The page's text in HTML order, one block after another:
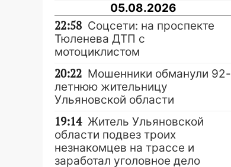
05.08.2026
22:58 Соцсети: на проспекте
Тюленева ДТП с
мотоциклистом
20:22 Мошенники обманули 92-
летнюю жительницу
Ульяновской области
19:14 Житель Ульяновской
области подвез троих
незнакомцев на трассе и
заработал уголовное дело